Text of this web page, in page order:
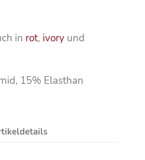
in rot, ivory und
15% Elasthan